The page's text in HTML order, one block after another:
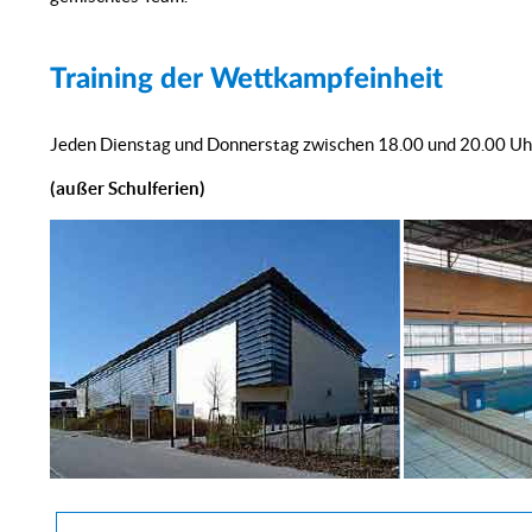
Training der Wettkampfeinheit
Jeden Dienstag und Donnerstag zwischen 18.00 und 20.00
(außer Schulferien)